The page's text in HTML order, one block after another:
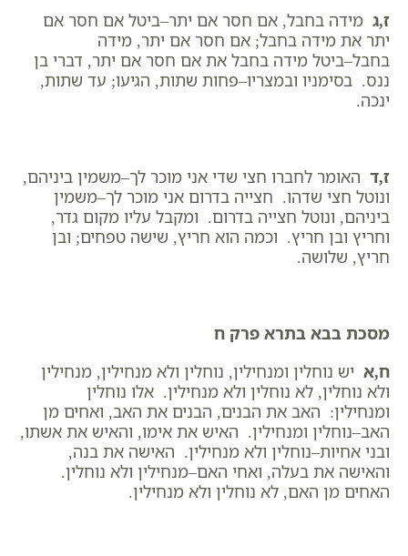
ז,ג מידה בחבל, אם חסר אם יתר–ביטל אם חסר אם
יתר את מידה בחבל; אם חסר אם יתר, מידה
בחבל–ביטל מידה בחבל את אם חסר אם יתר, דברי בן
ננס. בסימניו ובמצריו–פחות שתות, הגיעו; עד שתות,
ינכה.
ז,ד האומר לחברו חצי שדי אני מוכר לך–משמין ביניהם,
ונוטל חצי שדהו. חצייה בדרום אני מוכר לך–משמין
ביניהם, ונוטל חצייה בדרום. ומקבל עליו מקום גדר,
וחריץ ובן חריץ. וכמה הוא חריץ, שישה טפחים; ובן
חריץ, שלושה.
מסכת בבא בתרא פרק ח
ח,א יש נוחלין ומנחילין, נוחלין ולא מנחילין, מנחילין
ולא נוחלין, לא נוחלין ולא מנחילין. אלו נוחלין
ומנחילין: האב את הבנים, הבנים את האב, ואחים מן
האב–נוחלין ומנחילין. האיש את אימו, והאיש את אשתו,
ובני אחיות–נוחלין ולא מנחילין. האישה את בנה,
והאישה את בעלה, ואחי האם–מנחילין ולא נוחלין.
האחים מן האם, לא נוחלין ולא מנחילין.